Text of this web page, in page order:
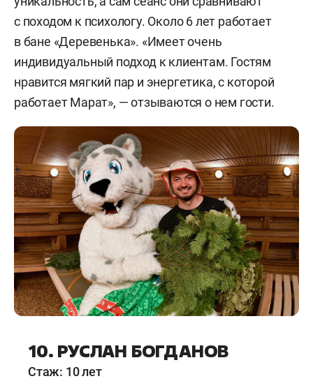
с походом к психологу. Около 6 лет работает
в бане «Деревенька». «Имеет очень
индивидуальный подход к клиентам. Гостям
нравится мягкий пар и энергетика, с которой
работает Марат», — отзываются о нем гости.
10. РУСЛАН БОГДАНОВ
Стаж: 10 лет